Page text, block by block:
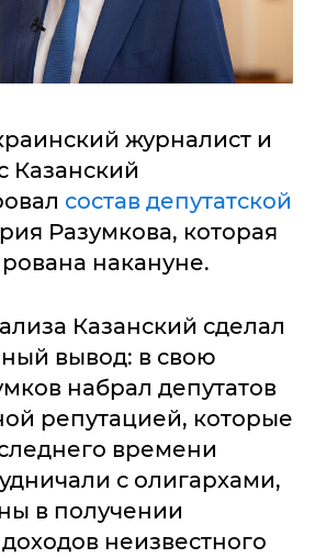
журналист и
Казанский
состав депутатской
Разумкова, которая
накануне.
Казанский сделал
вывод: в свою
набрал депутатов
репутацией, которые
времени
с олигархами,
в получении
неизвестного